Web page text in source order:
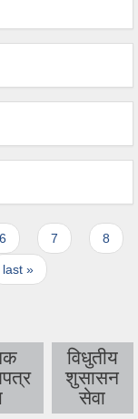
6 7 8
last »
विधुतीय
शुसासन
सेवा